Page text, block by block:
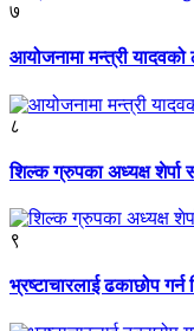
७
आयोजनामा मन्त्री यादवको
८
शिल्क ग्रुपका अध्यक्ष शेर्पा
९
भ्रष्टाचारलाई ढकाछोप गर्न